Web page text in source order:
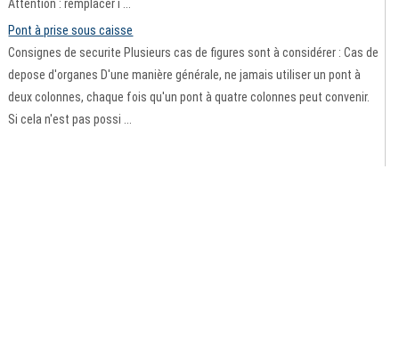
Attention : remplacer i ...
Pont à prise sous caisse
Consignes de securite Plusieurs cas de figures sont à considérer : Cas de
depose d'organes D'une manière générale, ne jamais utiliser un pont à
deux colonnes, chaque fois qu'un pont à quatre colonnes peut convenir.
Si cela n'est pas possi ...